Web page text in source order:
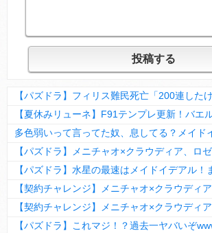
【パズドラ】フィリス難民死亡「200連した